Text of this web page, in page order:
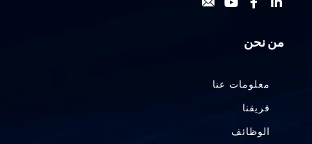
من نحن
معلومات عنا
فريقنا
الوظائف